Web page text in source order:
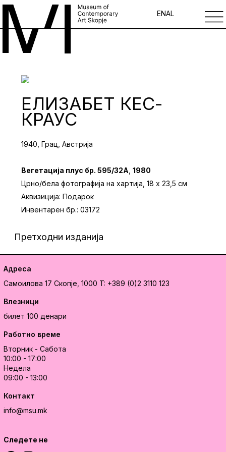
ENAL
ЕЛИЗАБЕТ КЕС-
КРАУС
1940, Грац, Австрија
Вегетација плус бр. 595/32А 1980
Црно/бела фотографија на хартија, 18 x 23,5 см
Аквизиција: Подарок
Инвентарен бр.: 03172
Претходни изданија
Адреса
Самоилова 17 Скопје, 1000 T: +389 (0)2 3110 123
Влезници
билет 100 денари
Работно време
Вторник - Сабота
10:00 - 17:00
Недела
09:00 - 13:00
Контакт
info@msu.mk
Следете не